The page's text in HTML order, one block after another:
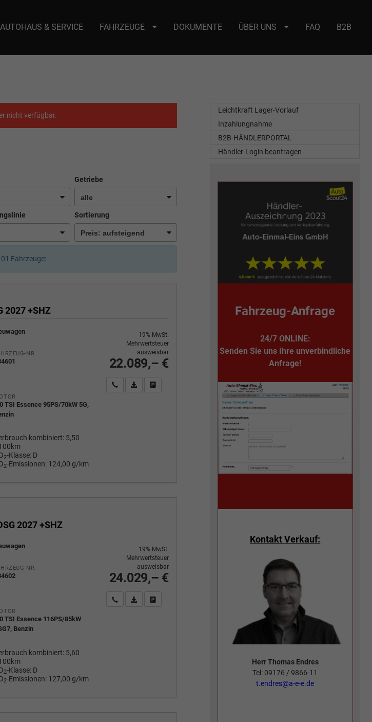
Host Name : selector2._domainkey Points to address or value: selector2-aee-
AUTOHAUS & SERVICE FAHRZEUGE DOKUMENTE ÜBER UNS FAQ B2B
nicht verfügbar.
Getriebe
Sortierung
Fahrzeuge:
2027 +SHZ
NR.
TSI Essence 95PS/70kW 5G,
kombiniert: 5,50
2-Klasse: D
2-Emissionen: 124,00 g/km
22.089,– €
19% MwSt.
Mehrwertsteuer
ausweisbar
Wir rufen Sie anPDF-Fahrzeugexposé drucken
Fahrzeug drucken, parken oder vergleichen
2027 +SHZ
NR.
TSI Essence 116PS/85kW
Benzin
kombiniert: 5,60
2-Klasse: D
2-Emissionen: 127,00 g/km
24.029,– €
19% MwSt.
Mehrwertsteuer
ausweisbar
Wir rufen Sie anPDF-Fahrzeugexposé drucken
Fahrzeug drucken, parken oder vergleichen
Leichtkraft Lager-Vorlauf
Inzahlungnahme
B2B-HÄNDLERPORTAL
Händler-Login beantragen
Fahrzeug-Anfrage
24/7 ONLINE:
Senden Sie uns Ihre unverbindliche
Anfrage!
Kontakt Verkauf:
Herr Thomas Endres
Tel: 09176 / 9866-11
t.endres@a-e-e.de